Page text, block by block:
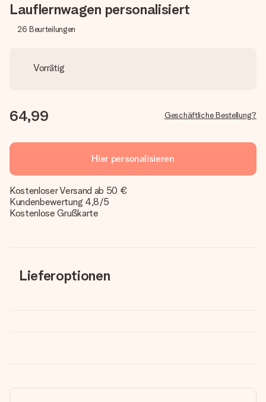
Lauflernwagen personalisiert
26 Beurteilungen
Vorrätig
64,99 Geschäftliche Bestellung?
Hier personalisieren
Kostenloser Versand ab 50 €
Kundenbewertung 4,8/5
Kostenlose Grußkarte
Lieferoptionen